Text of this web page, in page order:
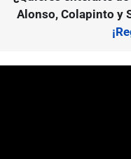
Alonso, Colapinto y